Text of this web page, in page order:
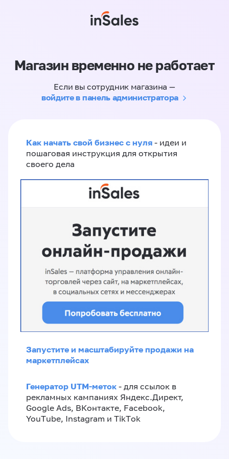
Магазин временно не работает
Если вы сотрудник магазина —
войдите в панель администратора
Как начать свой бизнес с нуля - идеи и
пошаговая инструкция для открытия
своего дела
Запустите и масштабируйте продажи на
маркетплейсах
Генератор UTM-меток - для ссылок в
рекламных кампаниях Яндекс.Директ,
Google Ads, ВКонтакте, Facebook,
YouTube, Instagram и TikTok